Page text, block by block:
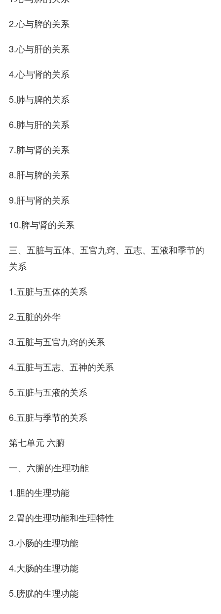
2.心与脾的关系
3.心与肝的关系
4.心与肾的关系
5.肺与脾的关系
6.肺与肝的关系
7.肺与肾的关系
8.肝与脾的关系
9.肝与肾的关系
10.脾与肾的关系
三、五脏与五体、五官九窍、五志、五液和季节的
关系
1.五脏与五体的关系
2.五脏的外华
3.五脏与五官九窍的关系
4.五脏与五志、五神的关系
5.五脏与五液的关系
6.五脏与季节的关系
第七单元 六腑
一、六腑的生理功能
1.胆的生理功能
2.胃的生理功能和生理特性
3.小肠的生理功能
4.大肠的生理功能
5.膀胱的生理功能